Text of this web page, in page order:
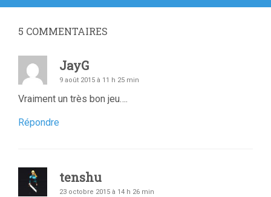
:
5 COMMENTAIRES
JayG
9 août 2015 à 11 h 25 min
Vraiment un très bon jeu….
Répondre
tenshu
23 octobre 2015 à 14 h 26 min